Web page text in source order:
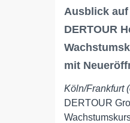
Ausblick auf
DERTOUR
mit
Köln/Frankfurt
DERTOUR